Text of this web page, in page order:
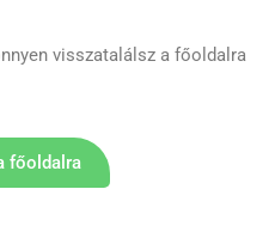
visszatalálsz a főoldalra
főoldalra